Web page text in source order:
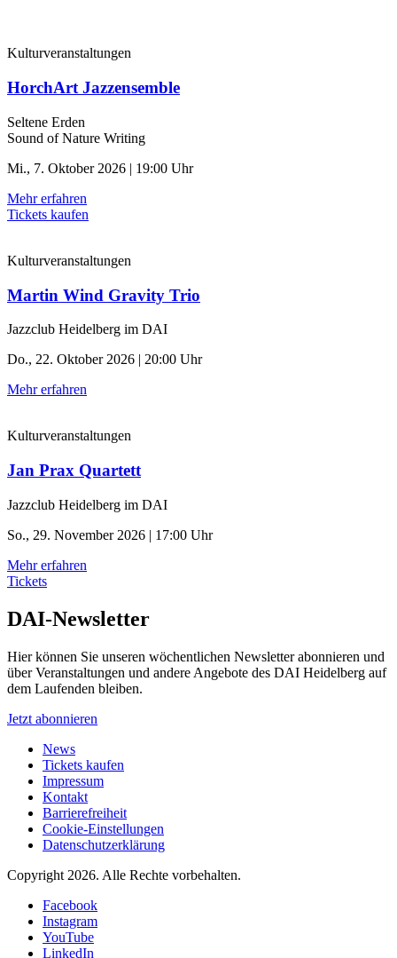
Kulturveranstaltungen
HorchArt Jazzensemble
Seltene Erden
Sound of Nature Writing
Mi., 7. Oktober 2026 | 19:00 Uhr
Mehr erfahren
Tickets kaufen
Kulturveranstaltungen
Martin Wind Gravity Trio
Jazzclub Heidelberg im DAI
Do., 22. Oktober 2026 | 20:00 Uhr
Mehr erfahren
Kulturveranstaltungen
Jan Prax Quartett
Jazzclub Heidelberg im DAI
So., 29. November 2026 | 17:00 Uhr
Mehr erfahren
Tickets
DAI-Newsletter
Hier können Sie unseren wöchentlichen Newsletter abonnieren und
über Veranstaltungen und andere Angebote des DAI Heidelberg auf
dem Laufenden bleiben.
Jetzt abonnieren
News
Tickets kaufen
Impressum
Kontakt
Barrierefreiheit
Cookie-Einstellungen
Datenschutzerklärung
Copyright 2026. Alle Rechte vorbehalten.
Facebook
Instagram
YouTube
LinkedIn